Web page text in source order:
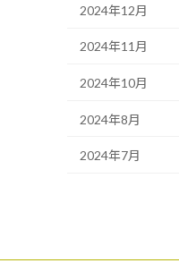
2024年12月
2024年11月
2024年10月
2024年8月
2024年7月